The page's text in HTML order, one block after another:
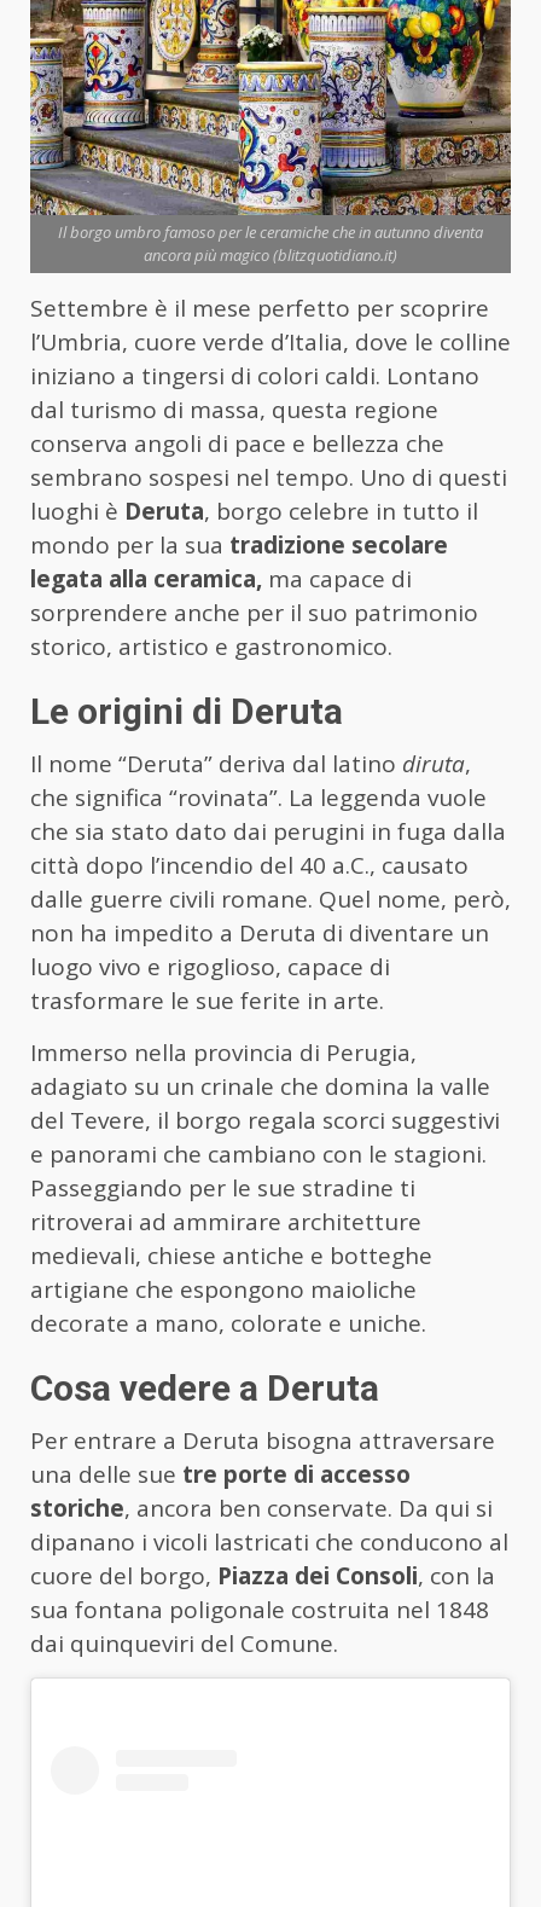
Il borgo umbro famoso per le ceramiche che in autunno diventa
ancora più magico (blitzquotidiano.it)
Settembre è il mese perfetto per scoprire
l’Umbria, cuore verde d’Italia, dove le colline
iniziano a tingersi di colori caldi. Lontano
dal turismo di massa, questa regione
conserva angoli di pace e bellezza che
sembrano sospesi nel tempo. Uno di questi
luoghi è Deruta, borgo celebre in tutto il
mondo per la sua tradizione secolare
legata alla ceramica, ma capace di
sorprendere anche per il suo patrimonio
storico, artistico e gastronomico.
Le origini di Deruta
Il nome “Deruta” deriva dal latino diruta,
che significa “rovinata”. La leggenda vuole
che sia stato dato dai perugini in fuga dalla
città dopo l’incendio del 40 a.C., causato
dalle guerre civili romane. Quel nome, però,
non ha impedito a Deruta di diventare un
luogo vivo e rigoglioso, capace di
trasformare le sue ferite in arte.
Immerso nella provincia di Perugia,
adagiato su un crinale che domina la valle
del Tevere, il borgo regala scorci suggestivi
e panorami che cambiano con le stagioni.
Passeggiando per le sue stradine ti
ritroverai ad ammirare architetture
medievali, chiese antiche e botteghe
artigiane che espongono maioliche
decorate a mano, colorate e uniche.
Cosa vedere a Deruta
Per entrare a Deruta bisogna attraversare
una delle sue tre porte di accesso
storiche, ancora ben conservate. Da qui si
dipanano i vicoli lastricati che conducono al
cuore del borgo, Piazza dei Consoli, con la
sua fontana poligonale costruita nel 1848
dai quinqueviri del Comune.